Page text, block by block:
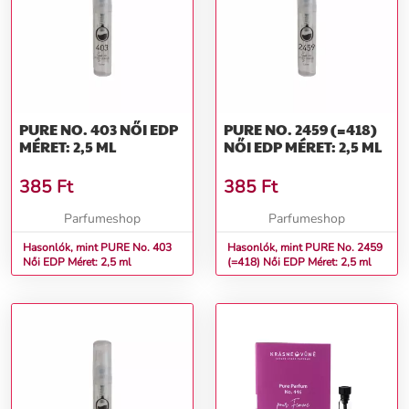
PURE NO. 403 NŐI EDP
MÉRET: 2,5 ML
385 Ft
Parfumeshop
Hasonlók, mint PURE No. 403
Női EDP Méret: 2,5 ml
PURE NO. 2459 (=418)
NŐI EDP MÉRET: 2,5 ML
385 Ft
Parfumeshop
Hasonlók, mint PURE No. 2459
(=418) Női EDP Méret: 2,5 ml